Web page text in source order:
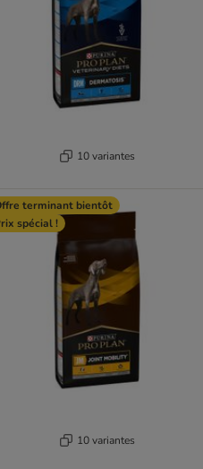
10 variantes
terminant bientôt
spécial !
10 variantes